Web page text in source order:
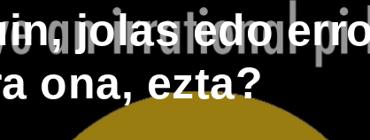
jolas edo
ona, ezta?